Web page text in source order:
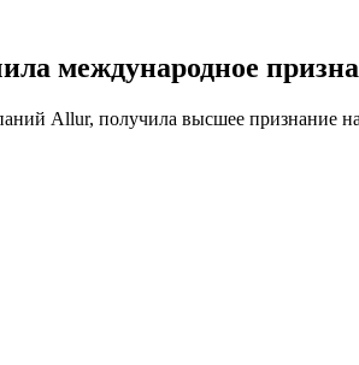
международное
Allur, получила высшее признание